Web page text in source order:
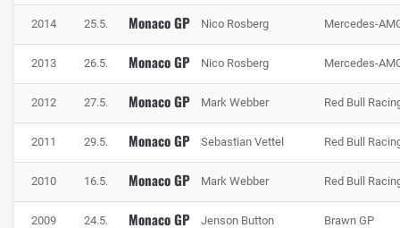
Im Tunnel ist nur wenig Platz, Foto: Haas F1 Team
2014 25.5. Monaco GP Nico Rosberg Mercedes-
2013 26.5. Monaco GP Nico Rosberg Mercedes-
2012 27.5. Monaco GP Mark Webber Red Bull
2011 29.5. Monaco GP Sebastian Vettel Red Bull
2010 16.5. Monaco GP Mark Webber Red Bull
2009 24.5. Monaco GP Jenson Button Brawn GP